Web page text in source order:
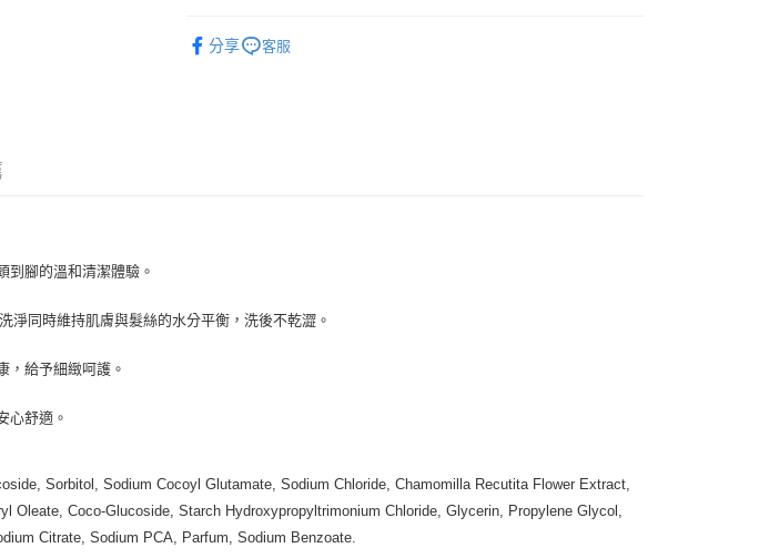
ATM付款
7-11取貨付款
每筆NT$100，滿NT$999(含以上)免運費
離島宅配（澎湖、金門、馬祖、小琉球）
分享 客服
到腳的溫和清潔體驗。
淨同時維持肌膚與髮絲的水分平衡，洗後不乾澀。
，給予細緻呵護。
心舒適。
Sorbitol, Sodium Cocoyl Glutamate, Sodium Chloride, Chamomilla Recutita Flower Extract,
Oleate, Coco-Glucoside, Starch Hydroxypropyltrimonium Chloride, Glycerin, Propylene Glycol,
Citrate, Sodium PCA, Parfum, Sodium Benzoate.